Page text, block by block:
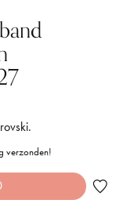
verzonden!